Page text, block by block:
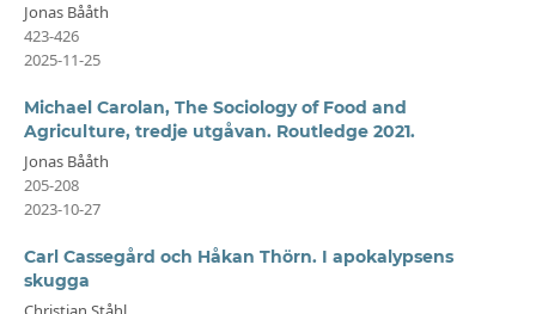
Jonas Bååth
423-426
2025-11-25
Michael Carolan, The Sociology of Food and
Agriculture, tredje utgåvan. Routledge 2021.
Jonas Bååth
205-208
2023-10-27
Carl Cassegård och Håkan Thörn. I apokalypsens
skugga